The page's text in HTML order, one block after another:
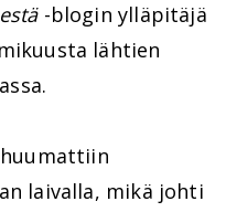
-blogin ylläpitäjä
lähtien
laivalla, mikä johti